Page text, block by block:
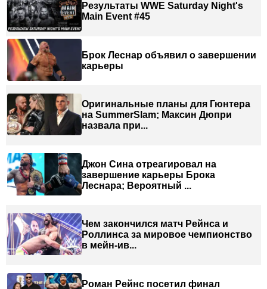
Результаты WWE Saturday Night's
Main Event #45
Брок Леснар объявил о завершении
карьеры
Оригинальные планы для Гюнтера
на SummerSlam; Максин Дюпри
назвала при...
Джон Сина отреагировал на
завершение карьеры Брока
Леснара; Вероятный ...
Чем закончился матч Рейнса и
Роллинса за мировое чемпионство
в мейн-ив...
Роман Рейнс посетил финал